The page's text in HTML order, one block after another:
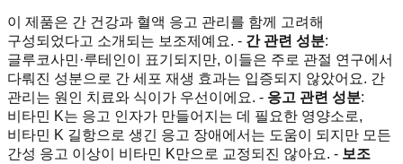
이 제품은 간 건강과 혈액 응고 관리를 함께 고려해
구성되었다고 소개되는 보조제예요. - 간 관련 성분:
글루코사민·루테인이 표기되지만, 이들은 주로 관절 연구에서
다뤄진 성분으로 간 세포 재생 효과는 입증되지 않았어요. 간
관리는 원인 치료와 식이가 우선이에요. - 응고 관련 성분:
비타민 K는 응고 인자가 만들어지는 데 필요한 영양소로,
비타민 K 길항으로 생긴 응고 장애에서는 도움이 되지만 모든
간성 응고 이상이 비타민 K만으로 교정되진 않아요. - 보조